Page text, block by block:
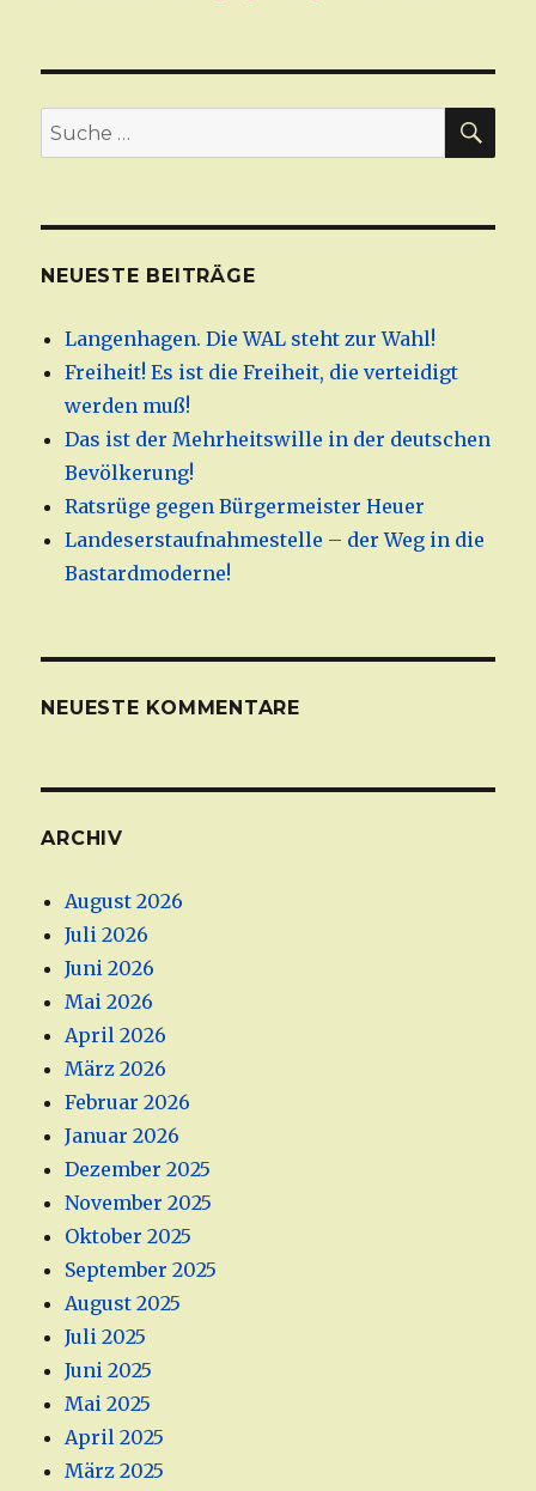
Suche
nach:
NEUESTE BEITRÄGE
Langenhagen. Die WAL steht zur Wahl!
Freiheit! Es ist die Freiheit, die verteidigt
werden muß!
Das ist der Mehrheitswille in der deutschen
Bevölkerung!
Ratsrüge gegen Bürgermeister Heuer
Landeserstaufnahmestelle – der Weg in die
Bastardmoderne!
NEUESTE KOMMENTARE
ARCHIV
August 2026
Juli 2026
Juni 2026
Mai 2026
April 2026
März 2026
Februar 2026
Januar 2026
Dezember 2025
November 2025
Oktober 2025
September 2025
August 2025
Juli 2025
Juni 2025
Mai 2025
April 2025
März 2025